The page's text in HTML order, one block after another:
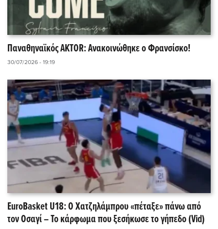
Παναθηναϊκός AKTOR: Ανακοινώθηκε ο Φρανσίσκο!
30/07/2026 - 19:19
EuroBasket U18: Ο Χατζηλάμπρου «πέταξε» πάνω από
τον Οσαγί – Το κάρφωμα που ξεσήκωσε το γήπεδο (Vid)